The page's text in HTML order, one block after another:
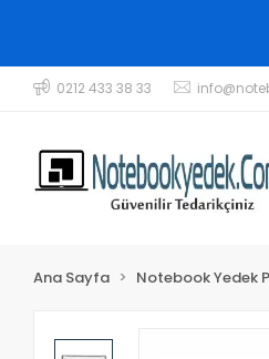
0212 433 38 33
Ana Sayfa Notebook Yedek